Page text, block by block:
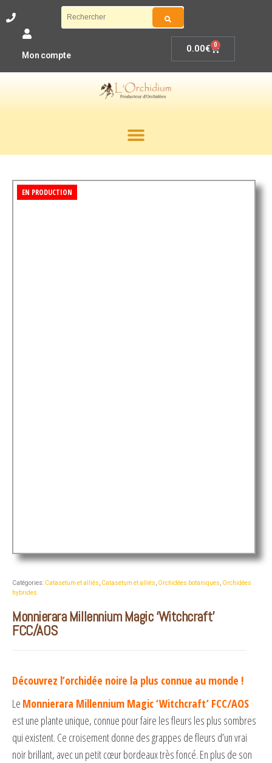
Mon compte
0.00€ 0
Catégories: Catasetum et alliés Catasetum et alliés Orchidées botaniques Orchidées
hybrides
Monnierara Millennium Magic ‘Witchcraft’
FCC/AOS
Découvrez l’orchidée noire la plus connue au monde !
Le Monnierara Millennium Magic ‘Witchcraft’ FCC/AOS
est une plante unique, connue pour faire les fleurs les plus sombres
qui existent. Ce croisement donne des grappes de fleurs d’un vrai
noir brillant, avec un petit cœur bordeaux très foncé. En plus de son
EN PRODUCTION